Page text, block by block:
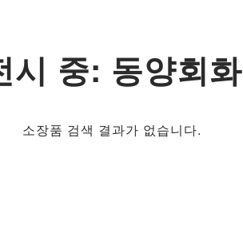
시 중: 동양회화
소장품 검색 결과가 없습니다.